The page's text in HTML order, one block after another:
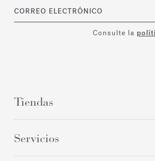
CORREO ELECTRÓNICO
Consulte la
Tiendas
Servicios